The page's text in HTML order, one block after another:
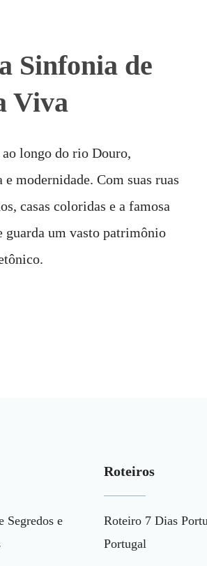
Sinfonia de
Viva
longo do rio Douro,
modernidade. Com suas ruas
casas coloridas e a famosa
guarda um vasto patrimônio
Segredos e
Roteiros
Roteiro 7 Dias
Portugal